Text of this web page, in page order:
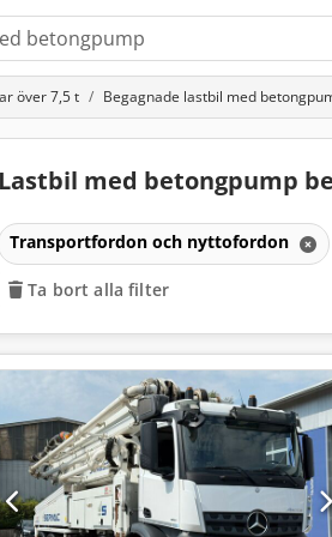
över 7,5 t Begagnade lastbil med
Lastbil med betongpump
Transportfordon och nyttofordon
Ta bort alla filter